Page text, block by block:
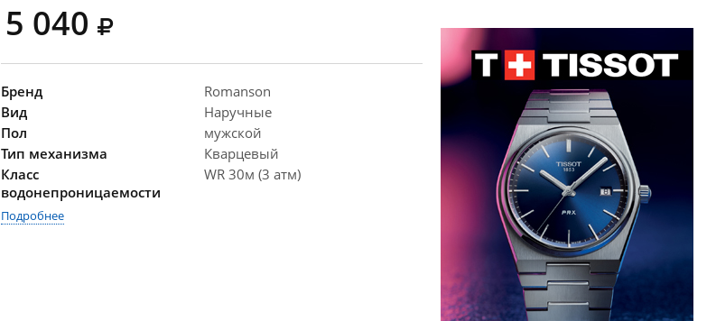
5 040
Бренд
Romanson
Вид
Наручные
Пол
мужской
Тип механизма
Кварцевый
Класс
водонепроницаемости
WR 30м (3 атм)
Подробнее